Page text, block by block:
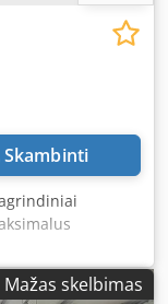
Skambinti
Minimalus
padavimo greitis
Mažas skelbimas